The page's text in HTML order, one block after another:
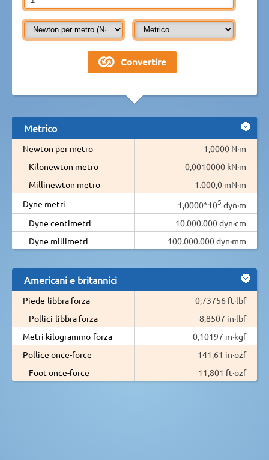
Metrico
Newton per metro
1,0000 N·m
Kilonewton metro
0,0010000 kN·m
Millinewton metro
1.000,0 mN·m
Dyne metri
1,0000*105 dyn·m
Dyne centimetri
10.000.000 dyn·cm
Dyne millimetri
100.000.000 dyn·mm
Americani e britannici
Piede-libbra forza
0,73756 ft·lbf
Pollici-libbra forza
8,8507 in·lbf
Metri kilogrammo-forza
0,10197 m·kgf
Pollice once-force
141,61 in·ozf
Foot once-force
11,801 ft·ozf